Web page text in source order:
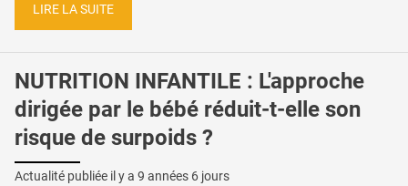
LIRE LA SUITE
NUTRITION INFANTILE : L'approche
dirigée par le bébé réduit-t-elle son
risque de surpoids ?
Actualité publiée il y a 9 années 6 jours